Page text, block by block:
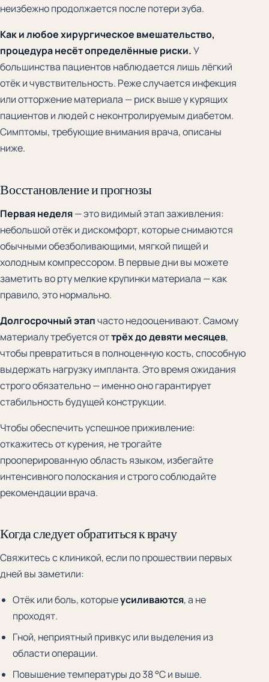
неизбежно продолжается после потери зуба.
Как и любое хирургическое вмешательство,
процедура несёт определённые риски.У
большинства пациентов наблюдается лишь лёгкий
отёк и чувствительность. Реже случается инфекция
или отторжение материала — риск выше у курящих
пациентов и людей с неконтролируемым диабетом.
Симптомы, требующие внимания врача, описаны
ниже.
Восстановление и прогнозы
Первая неделя— это видимый этап заживления:
небольшой отёк и дискомфорт, которые снимаются
обычными обезболивающими, мягкой пищей и
холодным компрессором. В первые дни вы можете
заметить во рту мелкие крупинки материала — как
правило, это нормально.
Долгосрочный этапчасто недооценивают. Самому
материалу требуется оттрёх до девяти месяцев,
чтобы превратиться в полноценную кость, способную
выдержать нагрузку импланта. Это время ожидания
строго обязательно — именно оно гарантирует
стабильность будущей конструкции.
Чтобы обеспечить успешное приживление:
откажитесь от курения, не трогайте
прооперированную область языком, избегайте
интенсивного полоскания и строго соблюдайте
рекомендации врача.
Когда следует обратиться к врачу
Свяжитесь с клиникой, если по прошествии первых
дней вы заметили:
Отёк или боль, которыеусиливаются, а не
проходят.
Гной, неприятный привкус или выделения из
области операции.
Повышение температуры до 38 °C и выше.